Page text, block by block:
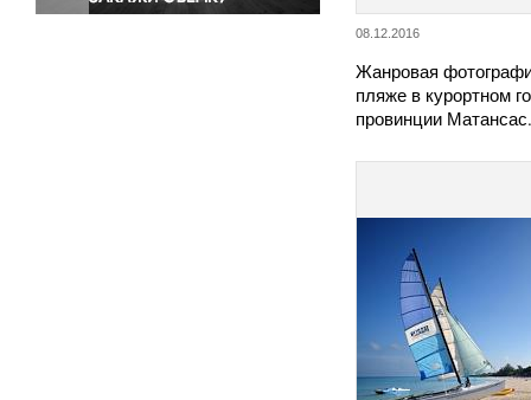
08.12.2016
Жанровая
пляже в курортном
провинции Матансас.